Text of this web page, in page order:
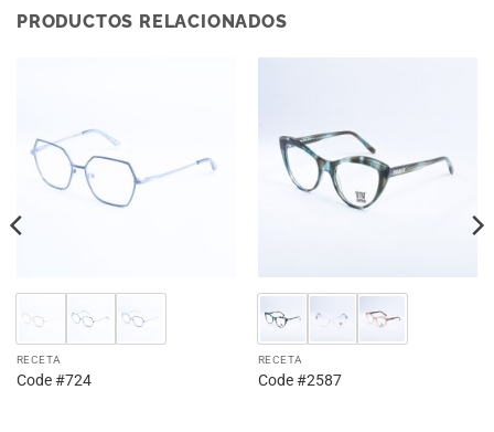
PRODUCTOS RELACIONADOS
RECETA
Code #724
RECETA
Code #2587